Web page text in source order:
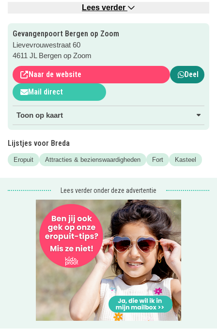
opgesloten voordat ze een echte straf kregen.
Overal op de muren zie je namen, teksten en tekeningen
gekrast in het hout. Op een speciaal krasbord mag je zelf
ook iets achterlaten.
Aan het einde van de rondleiding mag je proberen een
nieuw puntenrecord te halen bij het kruisboogspel.
Kom je langs? Voor meer informatie klik je op de roze
button.
restaurantjes!
Lees verder
Gevangenpoort Bergen op Zoom
Lievevrouwestraat 60
4611 JL Bergen op Zoom
Naar de website
Deel
Mail direct
Toon op kaart
Lijstjes voor Breda
Eropuit Attracties & bezienswaardigheden Fort Kasteel
Lees verder onder deze advertentie